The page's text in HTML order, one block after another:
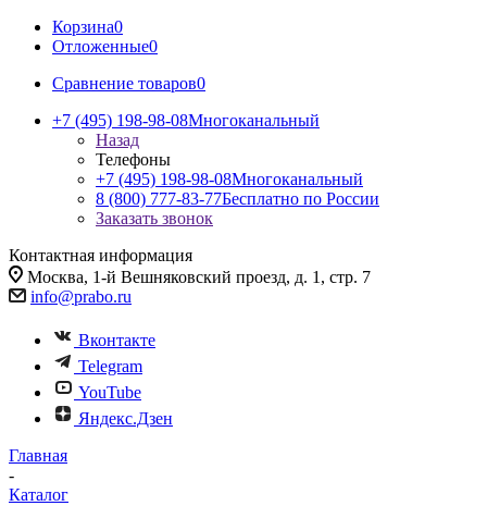
Корзина0
Отложенные0
Сравнение товаров0
+7 (495) 198-98-08Многоканальный
Назад
Телефоны
+7 (495) 198-98-08Многоканальный
8 (800) 777-83-77Бесплатно по России
Заказать звонок
Контактная информация
Москва, 1-й Вешняковский проезд, д. 1, стр. 7
info@prabo.ru
Вконтакте
Telegram
YouTube
Яндекс.Дзен
Главная
-
Каталог